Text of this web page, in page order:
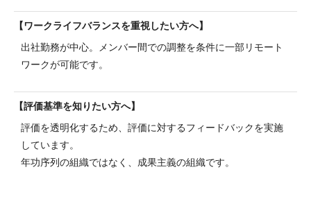
ワークライフバランスを重視したい方へ
出社勤務が中心。メンバー間での調整を条件に一部リモート
ワークが可能です。
評価基準を知りたい方へ
評価を透明化するため、評価に対するフィードバックを実施
しています。
年功序列の組織ではなく、成果主義の組織です。